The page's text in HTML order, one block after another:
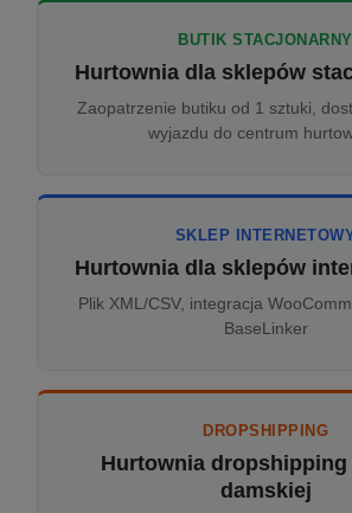
BUTIK STACJONARNY
Hurtownia dla sklepów
Zaopatrzenie butiku od 1 sztuki,
wyjazdu do centrum
SKLEP
Hurtownia dla sklepów
Plik XML/CSV, integracja
BaseLinker
DROPSHIPPING
Hurtownia dropshipping
damskiej